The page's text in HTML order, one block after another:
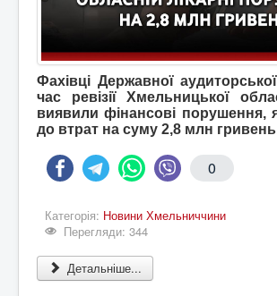
Фахівці Державної
час ревізії Хмельницької
виявили фінансові порушення,
до втрат на суму 2,8 млн
0
Категорія: Новини Хмельниччини
Перегляди: 344
Детальніше...